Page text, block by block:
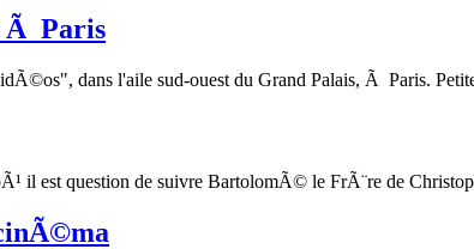
Ã Paris
dans l'aile sud-ouest du Grand Palais, Ã Paris.
il est question de suivre BartolomÃ© le FrÃ¨re de